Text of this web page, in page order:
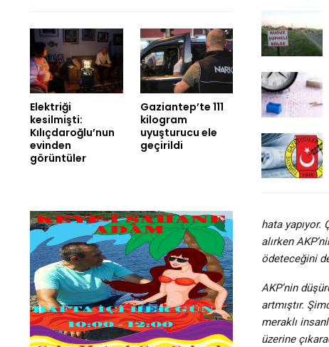
hata yapıyor.
alırken
ödeteceğini
AKP’nin
artmıştır.
meraklı
üzerine
Elektriği
kesilmişti:
Kılıçdaroğlu’nun
evinden
görüntüler
Gaziantep’te 111
kilogram
uyuşturucu ele
geçirildi